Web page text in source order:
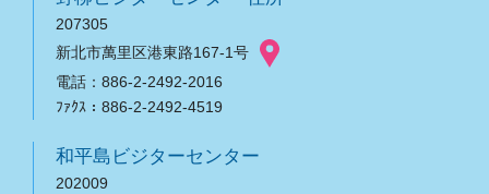
207305
新北市萬里区港東路167-1号
電話：886-2-2492-2016
ﾌｧｸｽ：886-2-2492-4519
和平島ビジターセンター
202009